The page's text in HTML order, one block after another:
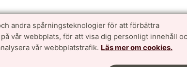
andra spårningsteknologier för att förbättra
vår webbplats, för att visa dig personligt innehåll
vår webbplatstrafik. Läs mer om cookies.
eftersom en
att skapa en Facebook-grupp
stor, säger Niklas Cederström.
av idrottspsykologin för att få